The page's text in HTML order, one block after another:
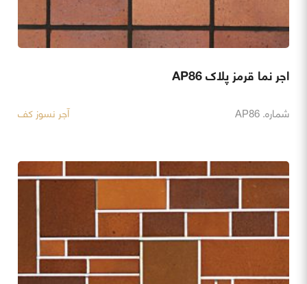
اجر نما قرمز پلاک AP86
شماره. AP86 آجر نسوز کف